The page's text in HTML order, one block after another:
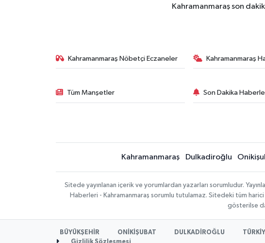
Kahramanmaraş son
Kahramanmaraş Nöbetçi Eczaneler Kahramanmaraş
Tüm Manşetler Son Dakika
Kahramanmaraş Dulkadiroğlu
Sitede yayınlanan içerik ve yorumlardan yazarları sorumludur.
Haberleri - Kahramanmaraş sorumlu tutulamaz. Sitedeki tüm harici
gösterilse
BÜYÜKŞEHİR ONİKİŞUBAT DULKADİROĞLU
Gizlilik Sözleşmesi